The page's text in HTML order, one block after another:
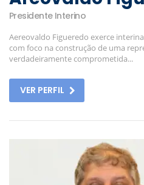
Presidente Interino
Aereovaldo Figueredo exerce
com foco na construção de uma
verdadeiramente comprometida...
VER PERFIL